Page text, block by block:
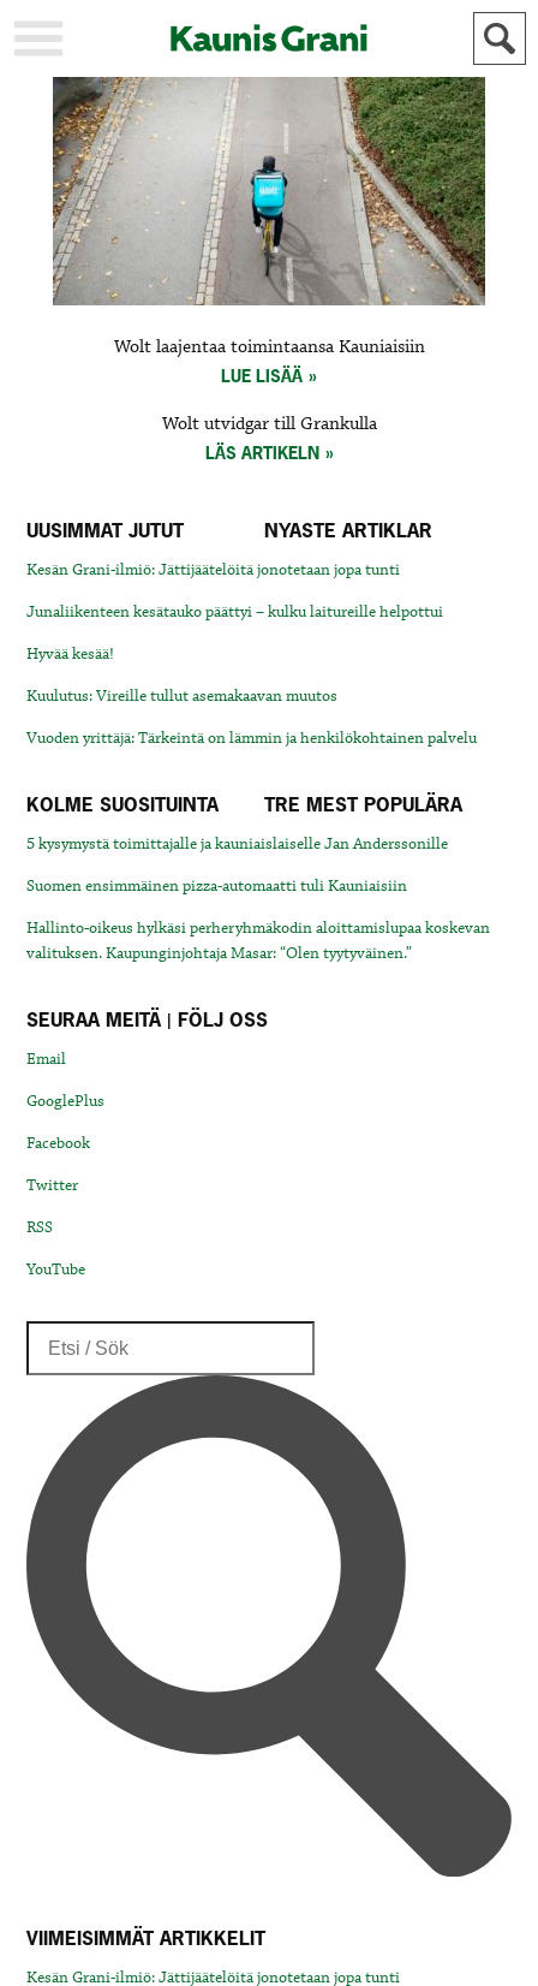
KAUPUNKI
STADEN
AJANKOHTAISTA
AKTUELLT
URHEILU
IDROTT
KULTTUURI
KULTUR
HISTORIA
HISTORIA
YLEINEN
ALLMÄN
MAINOSTAJILLE
FÖR
ANNONSÖRER
Wolt laajentaa toimintaansa Kauniaisiin
LUE LISÄÄ
Wolt utvidgar till Grankulla
LÄS ARTIKELN
UUSIMMAT JUTUT NYASTE ARTIKLAR
Kesän Grani-ilmiö: Jättijäätelöitä jonotetaan jopa tunti
Junaliikenteen kesätauko päättyi – kulku laitureille helpottui
Hyvää kesää!
Kuulutus: Vireille tullut asemakaavan muutos
Vuoden yrittäjä: Tärkeintä on lämmin ja henkilökohtainen palvelu
KOLME SUOSITUINTA TRE MEST POPULÄRA
5 kysymystä toimittajalle ja kauniaislaiselle Jan Anderssonille
Suomen ensimmäinen pizza-automaatti tuli Kauniaisiin
Hallinto-oikeus hylkäsi perheryhmäkodin aloittamislupaa koskevan
valituksen. Kaupunginjohtaja Masar: “Olen tyytyväinen.”
SEURAA MEITÄ | FÖLJ OSS
Email
GooglePlus
Facebook
Twitter
RSS
YouTube
VIIMEISIMMÄT ARTIKKELIT
Kesän Grani-ilmiö: Jättijäätelöitä jonotetaan jopa tunti